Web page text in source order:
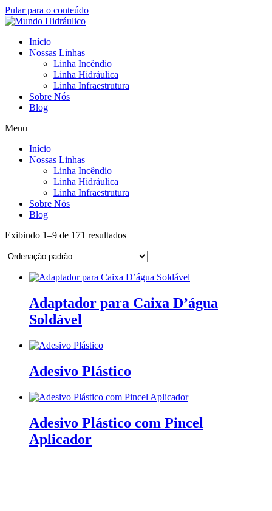
Pular para o conteúdo
Início
Nossas Linhas
Linha Incêndio
Linha Hidráulica
Linha Infraestrutura
Sobre Nós
Blog
Menu
Início
Nossas Linhas
Linha Incêndio
Linha Hidráulica
Linha Infraestrutura
Sobre Nós
Blog
Exibindo 1–9 de 171 resultados
Adaptador para Caixa D’água
Soldável
Adesivo Plástico
Adesivo Plástico com Pincel
Aplicador